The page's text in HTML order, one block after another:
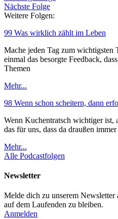
Nächste Folge
Weitere Folgen:
99 Was wirklich zählt im Leben
Mache jeden Tag zum wichtigsten
einmal das besorgte Feedback,
Themen
Mehr...
98 Wenn schon scheitern, dann
Wenn Kuchentratsch wichtiger ist,
das für uns, dass da draußen
Mehr...
Alle Podcastfolgen
Newsletter
Melde dich zu unserem
auf dem Laufenden zu bleiben.
Anmelden